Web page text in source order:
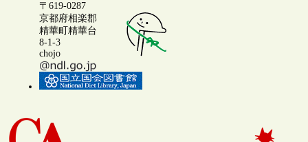
〒619-0287
京都府相楽郡
精華町精華台
8-1-3
chojo